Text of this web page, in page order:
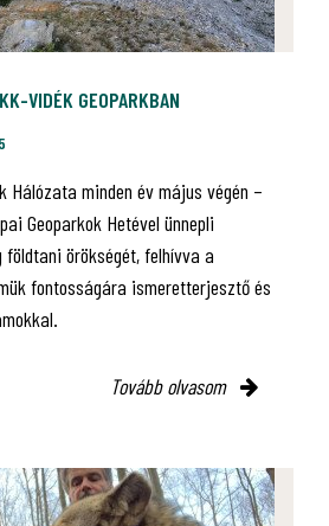
VIDÉK GEOPARKBAN
Hálózata minden év május végén –
Geoparkok Hetével ünnepli
földtani örökségét, felhívva a
fontosságára ismeretterjesztő és
Tovább olvasom